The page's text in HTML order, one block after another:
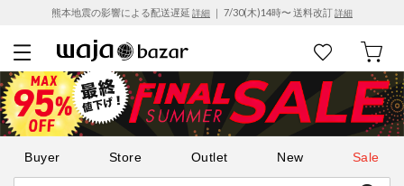
熊本地震の影響による配送遅延 詳細 ｜ 7/30(木)14時〜 送料改訂詳細
Buyer Store Outlet New Sale